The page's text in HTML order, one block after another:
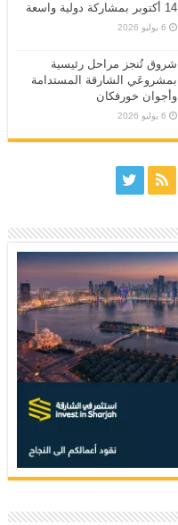
14 أكتوبر بمشاركة دولية واسعة
6 يوليو 2026
شروق تُنجز مراحل رئيسية
بمشروعَي الشارقة المستدامة
وأجوان خورفكان
6 يوليو 2026